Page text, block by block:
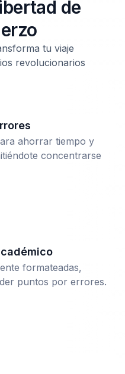
de
tu viaje
revolucionarios
ahorrar tiempo y
concentrarse
formateadas,
puntos por errores.